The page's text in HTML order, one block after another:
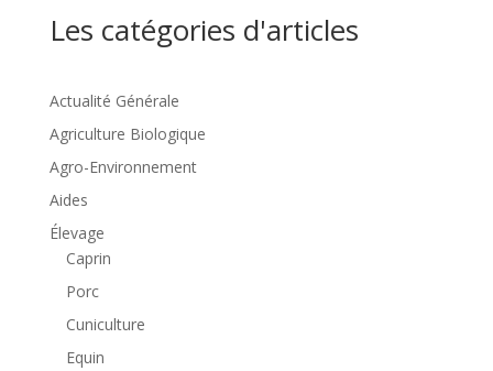
Les catégories d'articles
Actualité Générale
Agriculture Biologique
Agro-Environnement
Aides
Élevage
Caprin
Porc
Cuniculture
Equin